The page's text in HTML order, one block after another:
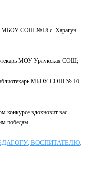
МБОУ СОШ №18 с. Харагун
МОУ Урлукская СОШ;
библиотекарь МБОУ СОШ № 10
конкурсе вдохновит вас
победам.
ВОСПИТАТЕЛЮ,